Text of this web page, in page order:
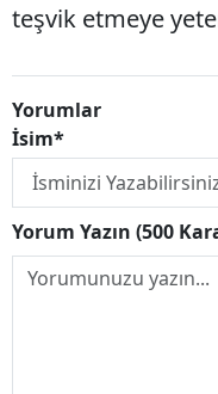
teşvik etmeye
Yorumlar
İsim*
Yorum Yazın (500